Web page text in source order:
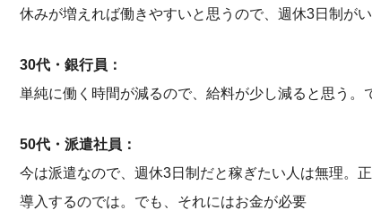
休みが増えれば働きやすいと思うので、週休3日制が
30代・銀行員：
単純に働く時間が減るので、給料が少し減ると思う。
50代・派遣社員：
今は派遣なので、週休3日制だと稼ぎたい人は無理。
導入するのでは。でも、それにはお金が必要